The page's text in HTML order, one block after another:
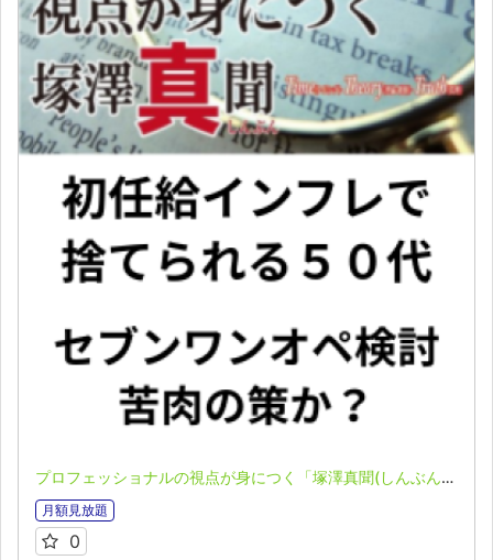
プロフェッショナルの視点が身につく「塚澤真聞(しんぶん)」(2025.6.8)
月額見放題
0